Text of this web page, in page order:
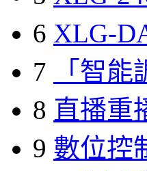
6 XLG-
7
「智
8 直播重
9 數位控